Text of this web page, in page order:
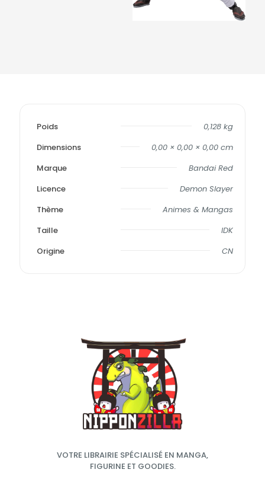
Poids
0,128 kg
Dimensions
0,00 × 0,00 × 0,00 cm
Marque
Bandai Red
Licence
Demon Slayer
Thème
Animes & Mangas
Taille
IDK
Origine
CN
VOTRE LIBRAIRIE SPÉCIALISÉ EN MANGA,
FIGURINE ET GOODIES.